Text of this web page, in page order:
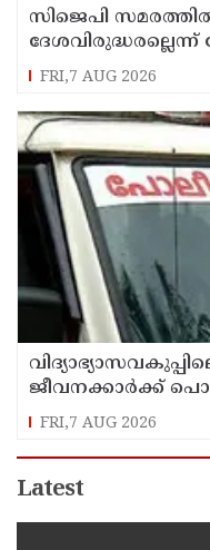
സിജെപി
FRI,7 AUG 2026
ജീവനക്കാര്‍ക്ക്
FRI,7 AUG 2026
Latest